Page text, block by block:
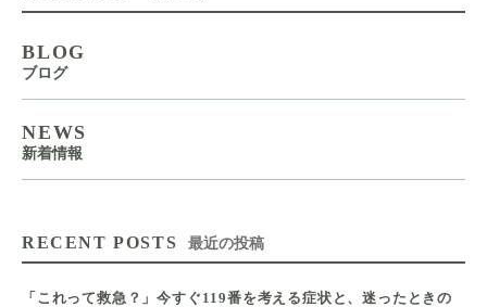
BLOG
ブログ
NEWS
新着情報
RECENT POSTS 最近の投稿
「これって救急？」今すぐ119番を考える症状と、迷ったときの